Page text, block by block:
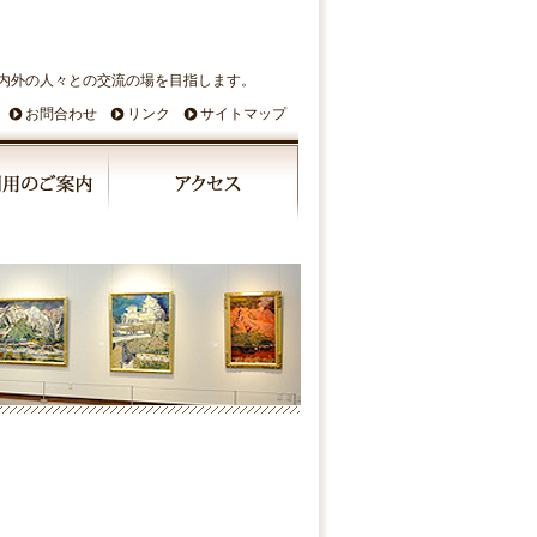
の人々との交流の場を目指します。
サイトマップ
リンク
お問合わせ